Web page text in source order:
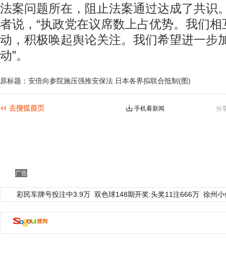
法案问题所在，阻止法案通过达成了共识
者说，“执政党在议席数上占优势。我们
动，积极唤起舆论关注。我们希望进一步
动”。
原标题：安倍向参院施压强推安保法 日本各界拟联合抵制(图)
分
手机看新闻
广告
彩民车牌号投注中3.9万 双色球148期开奖:头奖11注666万 徐州